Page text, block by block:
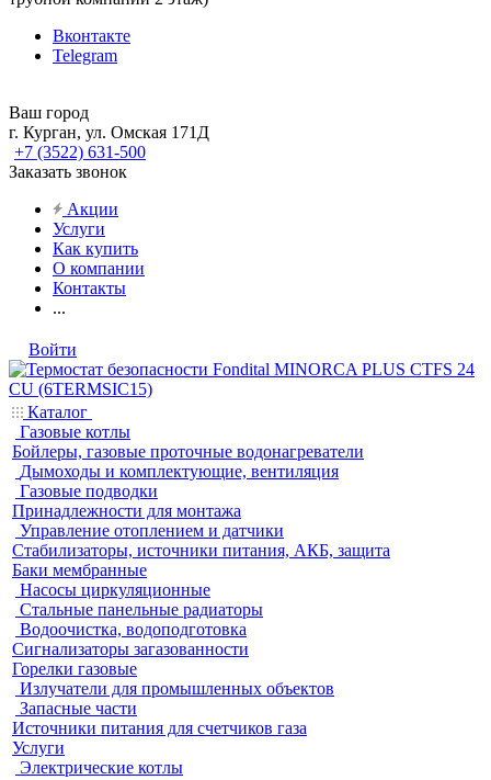
Вконтакте
Telegram
Ваш город
г. Курган, ул. Омская 171Д
+7 (3522) 631-500
Заказать звонок
Акции
Услуги
Как купить
О компании
Контакты
...
Войти
Каталог
Газовые котлы
Бойлеры, газовые проточные водонагреватели
Дымоходы и комплектующие, вентиляция
Газовые подводки
Принадлежности для монтажа
Управление отоплением и датчики
Стабилизаторы, источники питания, АКБ, защита
Баки мембранные
Насосы циркуляционные
Стальные панельные радиаторы
Водоочистка, водоподготовка
Сигнализаторы загазованности
Горелки газовые
Излучатели для промышленных объектов
Запасные части
Источники питания для счетчиков газа
Услуги
Электрические котлы